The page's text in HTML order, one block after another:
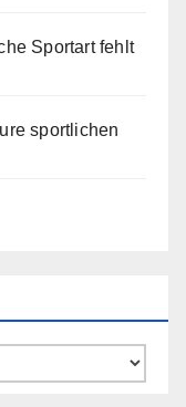
Sportart fehlt
sportlichen